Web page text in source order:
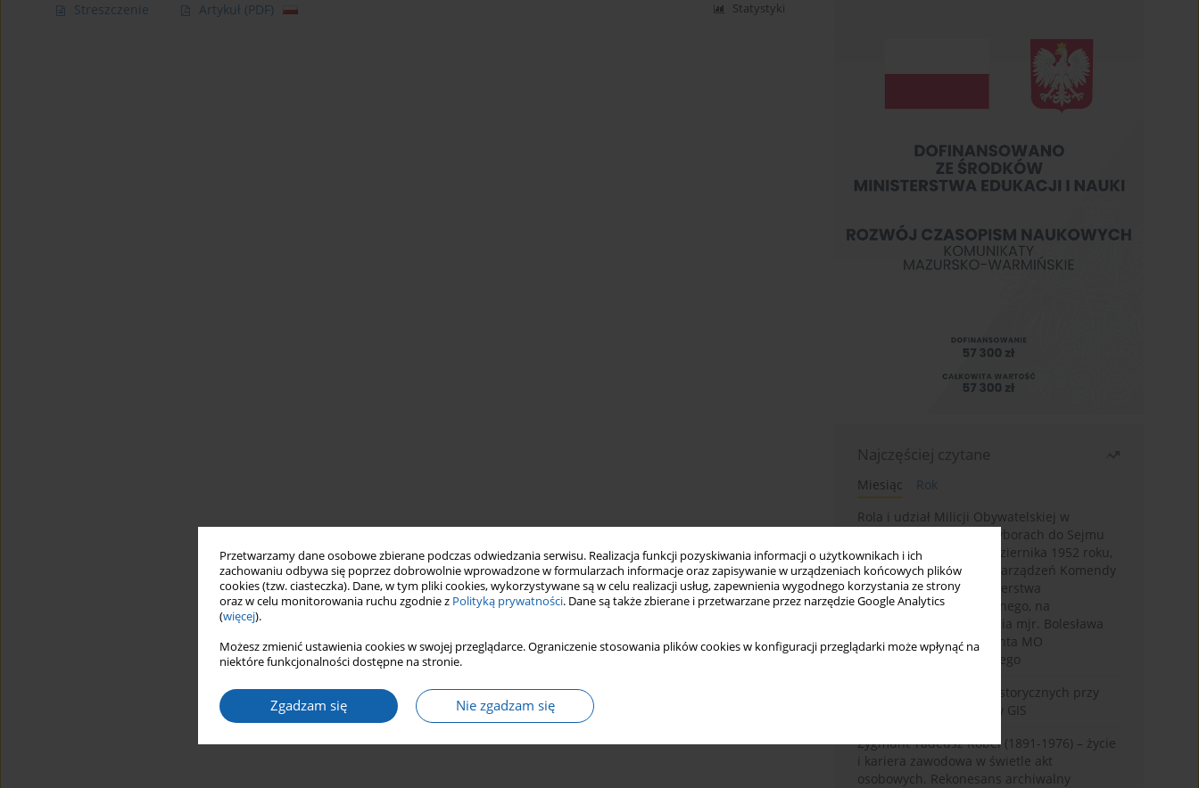
Przetwarzamy dane osobowe zbierane podczas odwiedzania serwisu. Realizacja funkcji pozyskiwania informacji o użytkownikach i ich
zachowaniu odbywa się poprzez dobrowolnie wprowadzone w formularzach informacje oraz zapisywanie w urządzeniach końcowych plików
cookies (tzw. ciasteczka). Dane, w tym pliki cookies, wykorzystywane są w celu realizacji usług, zapewnienia wygodnego korzystania ze strony
oraz w celu monitorowania ruchu zgodnie z Polityką prywatności. Dane są także zbierane i przetwarzane przez narzędzie Google Analytics
(więcej).
Możesz zmienić ustawienia cookies w swojej przeglądarce. Ograniczenie stosowania plików cookies w konfiguracji przeglądarki może wpłynąć na
niektóre funkcjonalności dostępne na stronie.
Zgadzam się Nie zgadzam się
Streszczenie Artykuł (PDF) Statystyki
Najczęściej czytane
Miesiąc
Rok
Rola i udział Milicji Obywatelskiej w
kampanii wyborczej i wyborach do Sejmu
PRL I kadencji z 26 października 1952 roku,
w świetle wytycznych i zarządzeń Komendy
Głównej MO oraz Ministerstwa
Bezpieczeństwa Publicznego, na
przykładzie sprawozdania mjr. Bolesława
Wyszyńskiego komendanta MO
województwa olsztyńskiego
Granica w badaniach historycznych przy
wykorzystaniu serwerów GIS
Zygmunt Tadeusz Robel (1891-1976) – życie
i kariera zawodowa w świetle akt
osobowych. Rekonesans archiwalny